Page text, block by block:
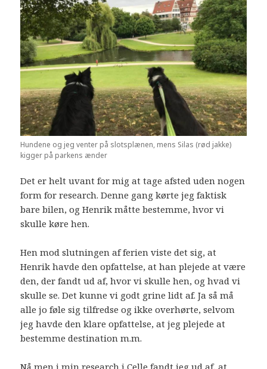
Hundene og jeg venter på slotsplænen, mens Silas (rød jakke)
kigger på parkens ænder
Det er helt uvant for mig at tage afsted uden nogen
form for research. Denne gang kørte jeg faktisk
bare bilen, og Henrik måtte bestemme, hvor vi
skulle køre hen.
Hen mod slutningen af ferien viste det sig, at
Henrik havde den opfattelse, at han plejede at være
den, der fandt ud af, hvor vi skulle hen, og hvad vi
skulle se. Det kunne vi godt grine lidt af. Ja så må
alle jo føle sig tilfredse og ikke overhørte, selvom
jeg havde den klare opfattelse, at jeg plejede at
bestemme destination m.m.